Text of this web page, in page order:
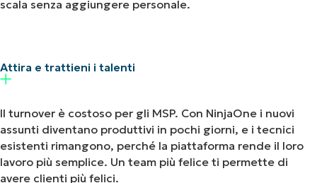
scala senza aggiungere personale.
Attira e trattieni i talenti
Il turnover è costoso per gli MSP. Con NinjaOne i nuovi
assunti diventano produttivi in pochi giorni, e i tecnici
esistenti rimangono, perché la piattaforma rende il loro
lavoro più semplice. Un team più felice ti permette di
avere clienti più felici.